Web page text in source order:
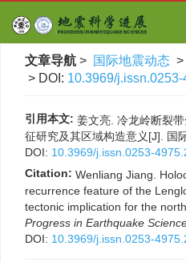
文章导航 > 国际地震动态 >
> DOI: 10.3969/
引用本文: 姜文亮. 冷龙岭断裂
征研究及其区域构造意义[J]. 国
DOI: 10.3969/j.issn.0253-
Citation: Wenliang Jiang.
recurrence feature of the
tectonic implication for the
Progress in Earthquake
DOI: 10.3969/j.issn.0253-